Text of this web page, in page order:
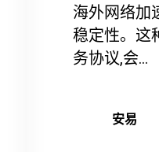
海外网络加
稳定性。这
务协议,会...
安易